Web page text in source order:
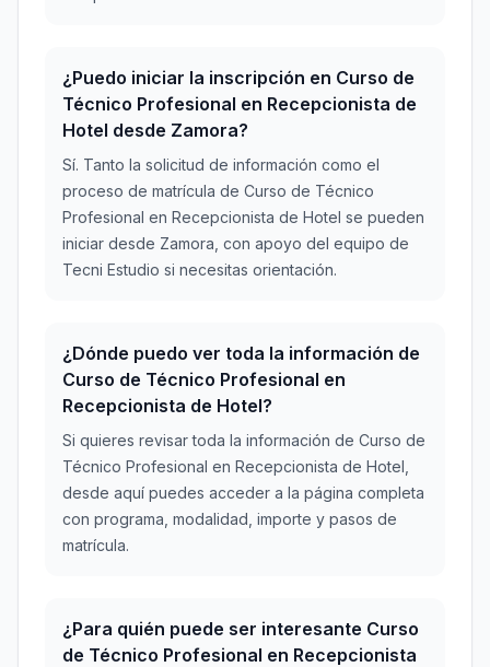
¿Puedo iniciar la inscripción en Curso de
Técnico Profesional en Recepcionista de
Hotel desde Zamora?
Sí. Tanto la solicitud de información como el
proceso de matrícula de Curso de Técnico
Profesional en Recepcionista de Hotel se pueden
iniciar desde Zamora, con apoyo del equipo de
Tecni Estudio si necesitas orientación.
¿Dónde puedo ver toda la información de
Curso de Técnico Profesional en
Recepcionista de Hotel?
Si quieres revisar toda la información de Curso de
Técnico Profesional en Recepcionista de Hotel,
desde aquí puedes acceder a la página completa
con programa, modalidad, importe y pasos de
matrícula.
¿Para quién puede ser interesante Curso
de Técnico Profesional en Recepcionista